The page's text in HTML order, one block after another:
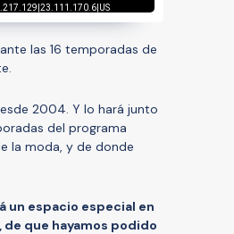
las 16 temporadas de
2004. Y lo hará junto
del programa
la moda, y de donde
un espacio especial en
de que hayamos podido